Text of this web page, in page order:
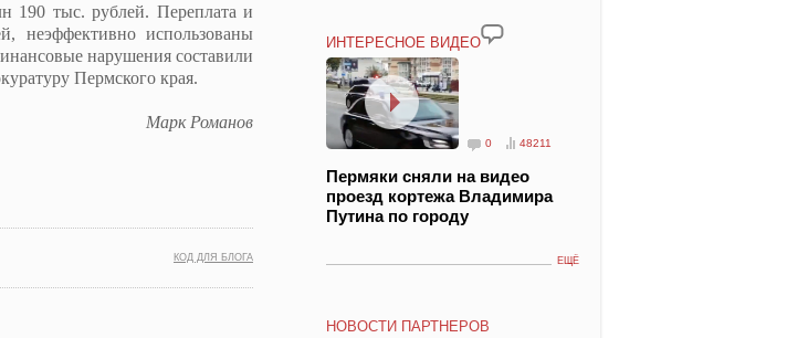
тыс. рублей. Переплата и
неэффективно использованы
нарушения составили
Пермского края.
Марк Романов
КОД ДЛЯ БЛОГА
ИНТЕРЕСНОЕ ВИДЕО
0 48211
Пермяки сняли на видео
проезд кортежа Владимира
Путина по городу
ЕЩЁ
НОВОСТИ ПАРТНЕРОВ